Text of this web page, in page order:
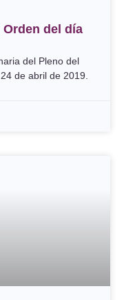
Orden del día
del Pleno del
de abril de 2019.